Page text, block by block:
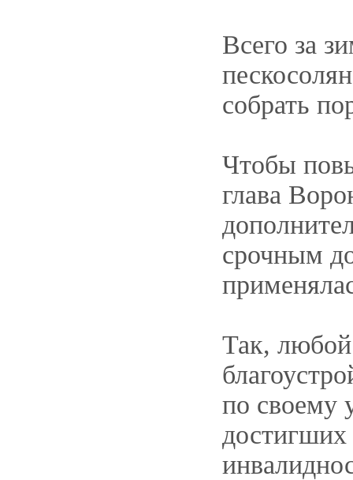
Всего за
собрать
Чтобы
глава
срочным
Так,
по своему
достигших